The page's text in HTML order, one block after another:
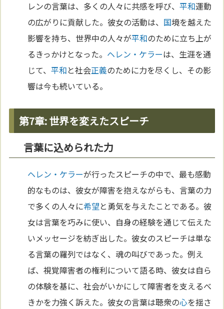
レンの言葉は、多くの人々に共感を呼び、平和運動
の広がりに貢献した。彼女の活動は、 国境を越えた
影響を持ち、世界中の人々が平和のために立ち上が
るきっかけとなった。 ヘレン・ケラーは、生涯を通
じて、平和と社会正義のために力を尽くし、その影
響は今も続いている。
第7章: 世界を変えたスピーチ
言葉に込められた力
ヘレン・ケラーが行ったスピーチの中で、最も感動
的なものは、彼女が障害を抱えながらも、言葉の力
で多くの人々に希望と勇気を与えたことである。彼
女は言葉を巧みに使い、自身の経験を通じて伝えた
いメッセージを紡ぎ出した。彼女のスピーチは単な
る言葉の羅列ではなく、魂の叫びであった。例え
ば、視覚障害者の権利について語る時、彼女は自ら
の体験を基に、社会がいかにして障害者を支えるべ
きかを力強く訴えた。彼女の言葉は聴衆の心を揺さ